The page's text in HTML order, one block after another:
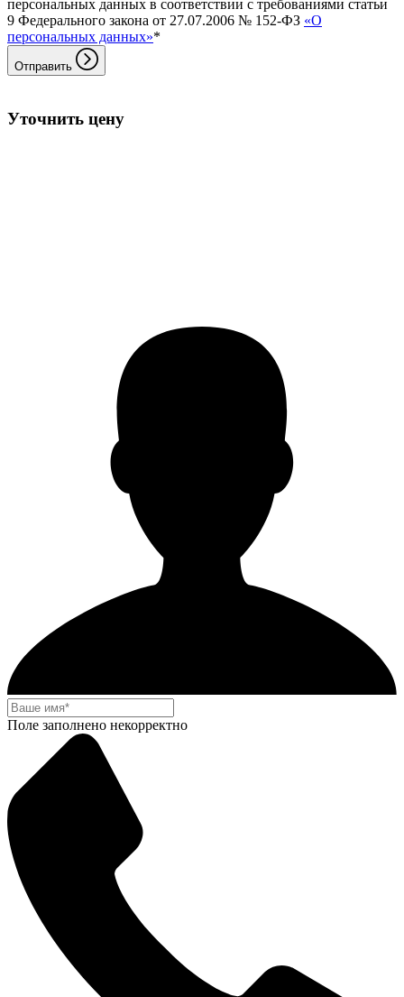
персональных данных в соответствии с требованиями статьи
9 Федерального закона от 27.07.2006 № 152-ФЗ «О
персональных данных»*
Отправить
Уточнить цену
Поле заполнено некорректно